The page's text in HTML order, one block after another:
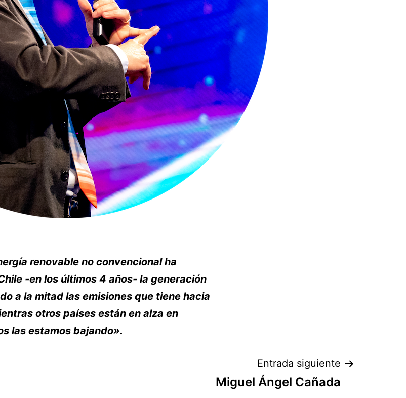
renovable no convencional ha
-en los últimos 4 años- la generación
a la mitad las emisiones que tiene hacia
otros países están en alza en
las estamos bajando».
Entrada siguiente
Miguel Ángel Cañada